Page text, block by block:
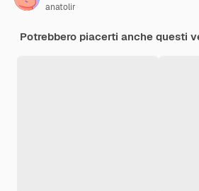
anatolir
Potrebbero piacerti anche questi